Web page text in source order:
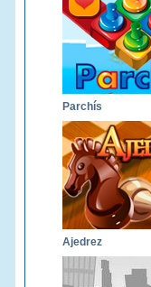
Parchís
Ajedrez